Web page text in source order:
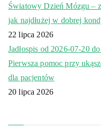
Światowy Dzień Mózgu –
jak najdłużej w dobrej
22 lipca 2026
Jadłospis od 2026-07-20
Pierwsza pomoc przy
dla pacjentów
20 lipca 2026